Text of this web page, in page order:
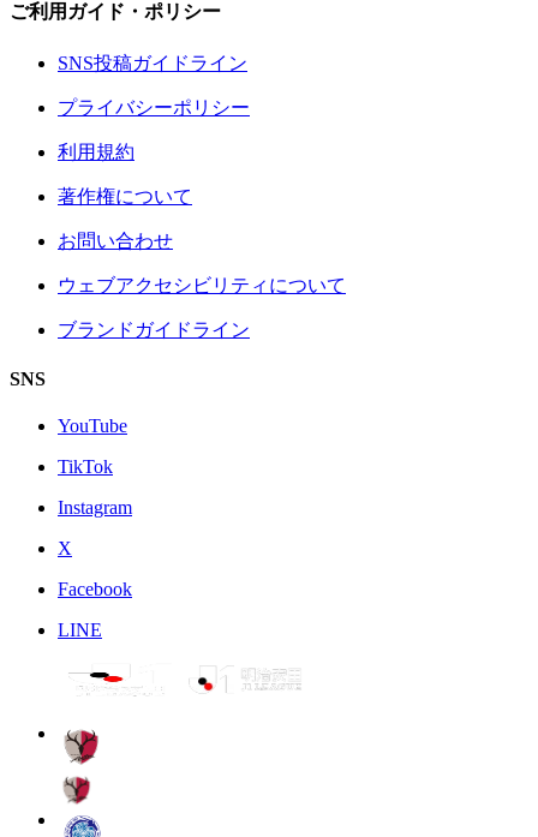
ご利用ガイド・ポリシー
SNS投稿ガイドライン
プライバシーポリシー
利用規約
著作権について
お問い合わせ
ウェブアクセシビリティについて
ブランドガイドライン
SNS
YouTube
TikTok
Instagram
X
Facebook
LINE